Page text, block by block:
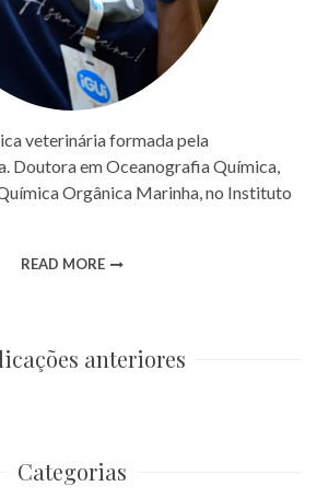
veterinária formada pela
Doutora em Oceanografia Química,
Orgânica Marinha, no Instituto
READ MORE
anteriores
Categorias